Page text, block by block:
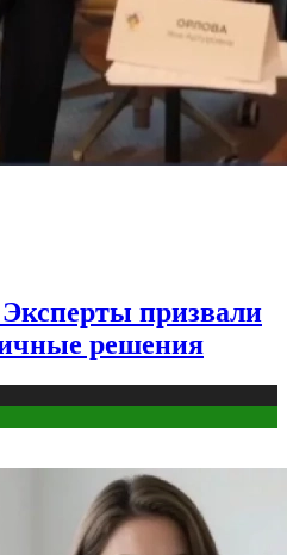
призвали
решения